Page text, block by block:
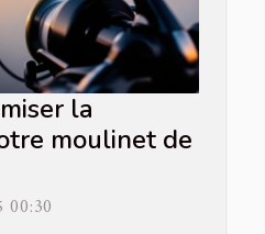
la
moulinet de
00:30